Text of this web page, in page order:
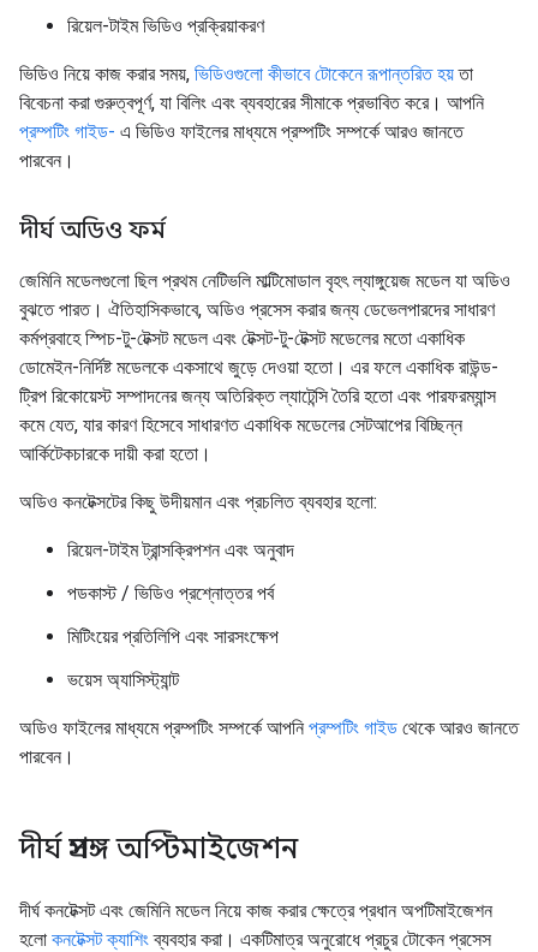
রিয়েল-টাইম ভিডিও প্রক্রিয়াকরণ
ভিডিও নিয়ে কাজ করার সময়, ভিডিওগুলো কীভাবে টোকেনে রূপান্তরিত হয়তা
বিবেচনা করা গুরুত্বপূর্ণ, যা বিলিং এবং ব্যবহারের সীমাকে প্রভাবিত করে। আপনি
প্রম্পটিং গাইড- এ ভিডিও ফাইলের মাধ্যমে প্রম্পটিং সম্পর্কে আরও জানতে
পারবেন।
দীর্ঘ অডিও ফর্ম
জেমিনি মডেলগুলো ছিল প্রথম নেটিভলি মাল্টিমোডাল বৃহৎ ল্যাঙ্গুয়েজ মডেল যা অডিও
বুঝতে পারত। ঐতিহাসিকভাবে, অডিও প্রসেস করার জন্য ডেভেলপারদের সাধারণ
কর্মপ্রবাহে স্পিচ-টু-টেক্সট মডেল এবং টেক্সট-টু-টেক্সট মডেলের মতো একাধিক
ডোমেইন-নির্দিষ্ট মডেলকে একসাথে জুড়ে দেওয়া হতো। এর ফলে একাধিক রাউন্ড-
ট্রিপ রিকোয়েস্ট সম্পাদনের জন্য অতিরিক্ত ল্যাটেন্সি তৈরি হতো এবং পারফরম্যান্স
কমে যেত, যার কারণ হিসেবে সাধারণত একাধিক মডেলের সেটআপের বিচ্ছিন্ন
আর্কিটেকচারকে দায়ী করা হতো।
অডিও কনটেক্সটের কিছু উদীয়মান এবং প্রচলিত ব্যবহার হলো:
রিয়েল-টাইম ট্রান্সক্রিপশন এবং অনুবাদ
পডকাস্ট / ভিডিও প্রশ্নোত্তর পর্ব
মিটিংয়ের প্রতিলিপি এবং সারসংক্ষেপ
ভয়েস অ্যাসিস্ট্যান্ট
অডিও ফাইলের মাধ্যমে প্রম্পটিং সম্পর্কে আপনি প্রম্পটিং গাইড থেকে আরও জানতে
পারবেন।
দীর্ঘ প্রসঙ্গ অপ্টিমাইজেশন
দীর্ঘ কনটেক্সট এবং জেমিনি মডেল নিয়ে কাজ করার ক্ষেত্রে প্রধান অপটিমাইজেশন
হলো কনটেক্সট ক্যাশিংব্যবহার করা। একটিমাত্র অনুরোধে প্রচুর টোকেন প্রসেস